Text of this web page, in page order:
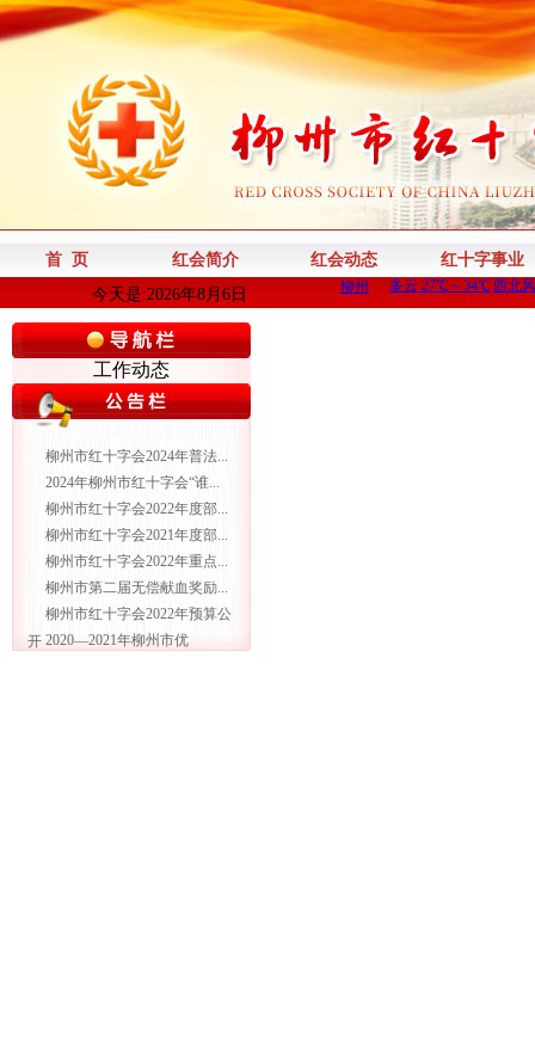
首 页 红会简介 红会动态
红十字事业
今天是:2026年8月6日
工作动态
柳州市红十字会2024年普法...
2024年柳州市红十字会“谁...
柳州市红十字会2022年度部...
柳州市红十字会2021年度部...
柳州市红十字会2022年重点...
柳州市第二届无偿献血奖励...
柳州市红十字会2022年预算公
开 2020—2021年柳州市优